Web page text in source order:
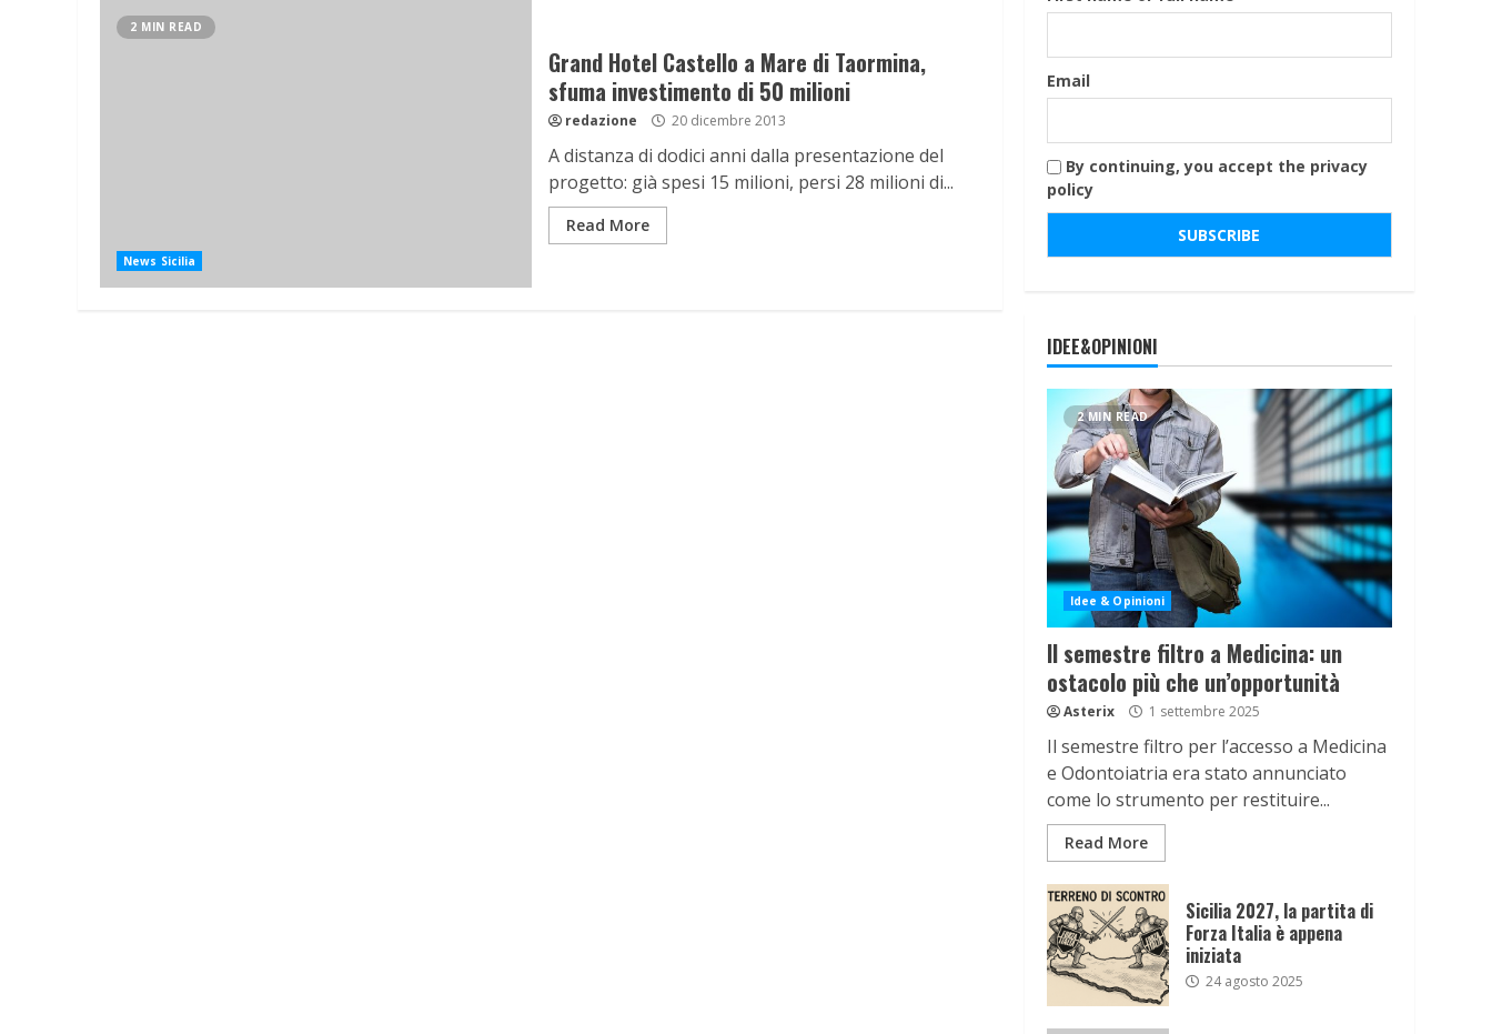
2 MIN READ
News Sicilia
Grand Hotel Castello a Mare di Taormina,
sfuma investimento di 50 milioni
redazione 20 dicembre 2013
A distanza di dodici anni dalla presentazione del
progetto: già spesi 15 milioni, persi 28 milioni di...
Read More
Email
By continuing, you accept the privacy
policy
IDEE&OPINIONI
2 MIN READ
Idee & Opinioni
Il semestre filtro a Medicina: un
ostacolo più che un’opportunità
Asterix 1 settembre 2025
Il semestre filtro per l’accesso a Medicina
e Odontoiatria era stato annunciato
come lo strumento per restituire...
Read More
Sicilia 2027, la partita di
Forza Italia è appena
iniziata
24 agosto 2025